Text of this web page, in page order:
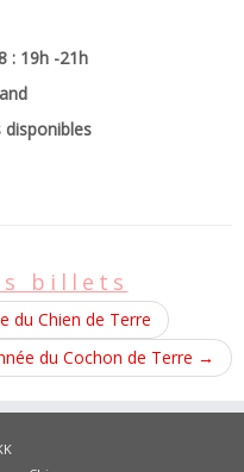
: 19h -21h
disponibles
billets
du Chien de Terre
du Cochon de Terre →